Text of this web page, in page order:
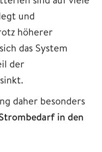
und
höherer
das System
der
daher besonders
in den